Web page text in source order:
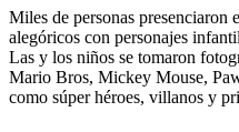
Miles de personas presenciaron
alegóricos con personajes
Las y los niños se tomaron
Mario Bros, Mickey Mouse,
como súper héroes, villanos y